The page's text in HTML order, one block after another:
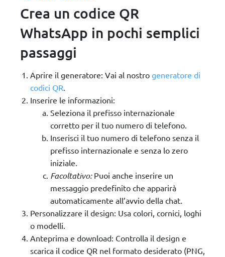
Crea un codice QR
WhatsApp in pochi semplici
passaggi
Aprire il generatore: Vai al nostro generatore di
codici QR
Inserire le informazioni:
Seleziona il prefisso internazionale
corretto per il tuo numero di telefono.
Inserisci il tuo numero di telefono senza il
prefisso internazionale e senza lo zero
iniziale.
Facoltativo: Puoi anche inserire un
messaggio predefinito che apparirà
automaticamente all’avvio della chat.
Personalizzare il design: Usa colori, cornici, loghi
o modelli.
Anteprima e download: Controlla il design e
scarica il codice QR nel formato desiderato (PNG,